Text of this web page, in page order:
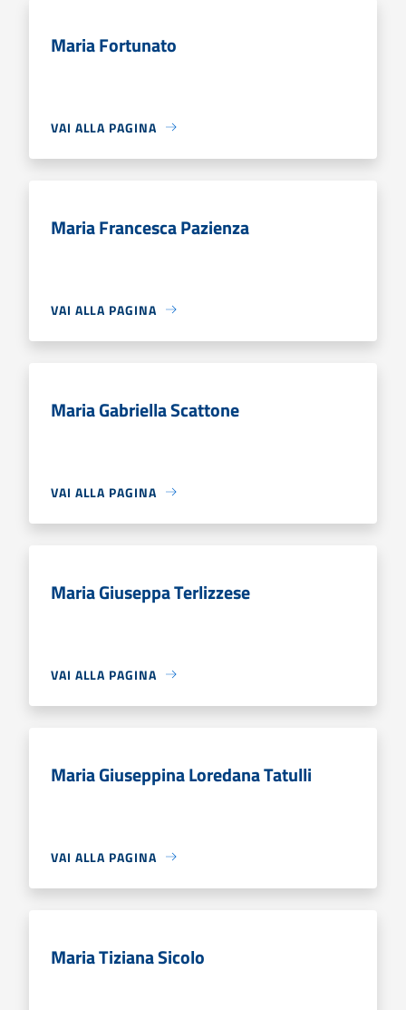
Maria Fortunato
VAI ALLA PAGINA
Maria Francesca Pazienza
VAI ALLA PAGINA
Maria Gabriella Scattone
VAI ALLA PAGINA
Maria Giuseppa Terlizzese
VAI ALLA PAGINA
Maria Giuseppina Loredana Tatulli
VAI ALLA PAGINA
Maria Tiziana Sicolo